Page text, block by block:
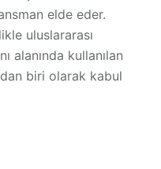
elde eder.
uluslararası
alanında kullanılan
biri olarak kabul